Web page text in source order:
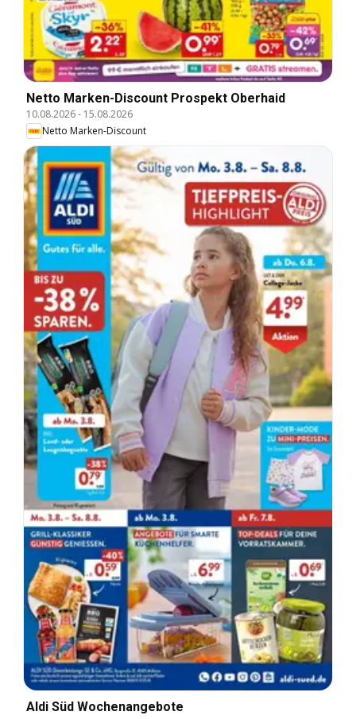
Netto Marken-Discount Prospekt Oberhaid
10.08.2026- 15.08.2026
Netto Marken-Discount
Aldi Süd Wochenangebote